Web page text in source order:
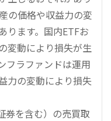
の価格や収益力の変
ります。国内ETFお
変動により損失が生
フラファンドは運用
力の変動により損失
券を含む）の売買取